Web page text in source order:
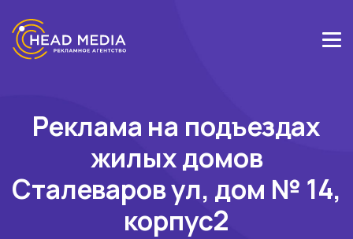
Реклама на подъездах
жилых домов
Сталеваров ул, дом № 14,
корпус2